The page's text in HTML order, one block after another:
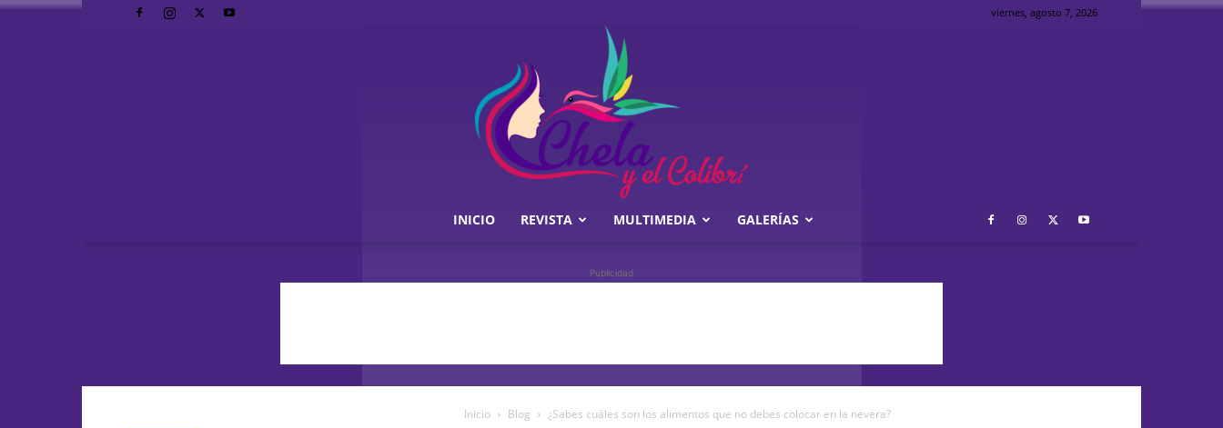
viernes, agosto 7, 2026
INICIO REVISTA MULTIMEDIA GALERÍAS
Publicidad
Inicio Blog ¿Sabes cuáles son los alimentos que no debes colocar en la nevera?